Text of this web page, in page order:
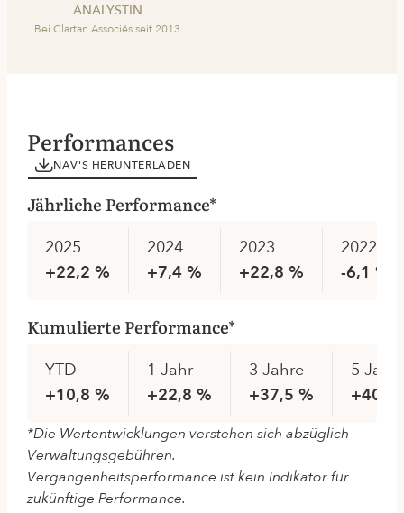
ANALYSTIN
Bei Clartan Associés seit 2013
Performances
NAV'S HERUNTERLADEN
Jährliche Performance*
2022
-6,1 %
2023
+22,8 %
2024
+7,4 %
2025
+22,2 %
Kumulierte Performance*
YTD
+10,8 %
1 Jahr
+22,8 %
3 Jahre
+37,5 %
5
+40,8
*Die Wertentwicklungen verstehen sich abzüglich
Verwaltungsgebühren.
Vergangenheitsperformance ist kein Indikator für
zukünftige Performance.